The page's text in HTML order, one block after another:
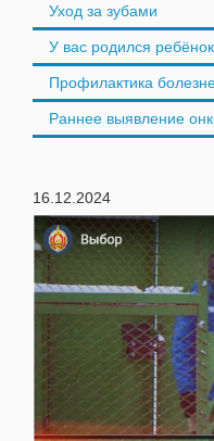
Уход за зубами
У вас родился ребёнок
Профилактика
Раннее выявление
16.12.2024